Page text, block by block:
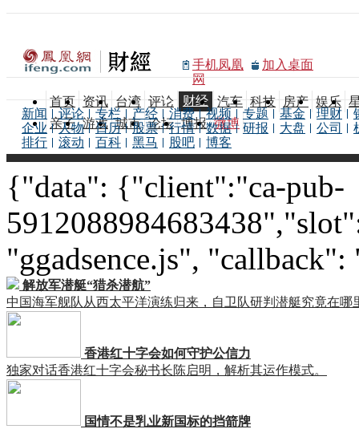
手机凤凰
网
加入桌面
首页 资讯 台湾 评论 财经 汽车 科技 房产 娱乐
亲子 游戏 城市 论坛 博报 微博
新闻 评论 专栏 产经 消费 视频 专题 基金 理财
企业
人物 日历 股票 行情 数据 研报 大盘 公司
排行
滚动 百科 黑马 股吧 博客
{"data": {"client":"ca-pub-
"ggadsence.js", "callback":
解放军潜艇“猎杀潜航”
中国海军舰队从西太平洋演练归来，自卫队研判潜艇究竟在哪
香港红十字会如何守护公信力
独家对话香港红十字会秘书长陈启明，解析其运作模式。
国情不是乳业新国标的挡箭牌